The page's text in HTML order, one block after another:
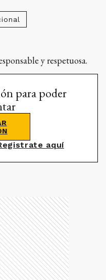
y respetuosa.
para poder
aquí